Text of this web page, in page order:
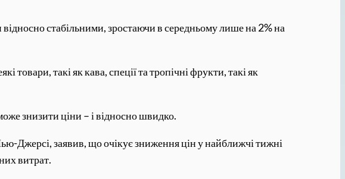
стабільними, зростаючи в середньому лише на 2% на
товари, такі як кава, спеції та тропічні фрукти, такі як
знизити ціни – і відносно швидко.
Джерсі, заявив, що очікує зниження цін у найближчі тижні
витрат.